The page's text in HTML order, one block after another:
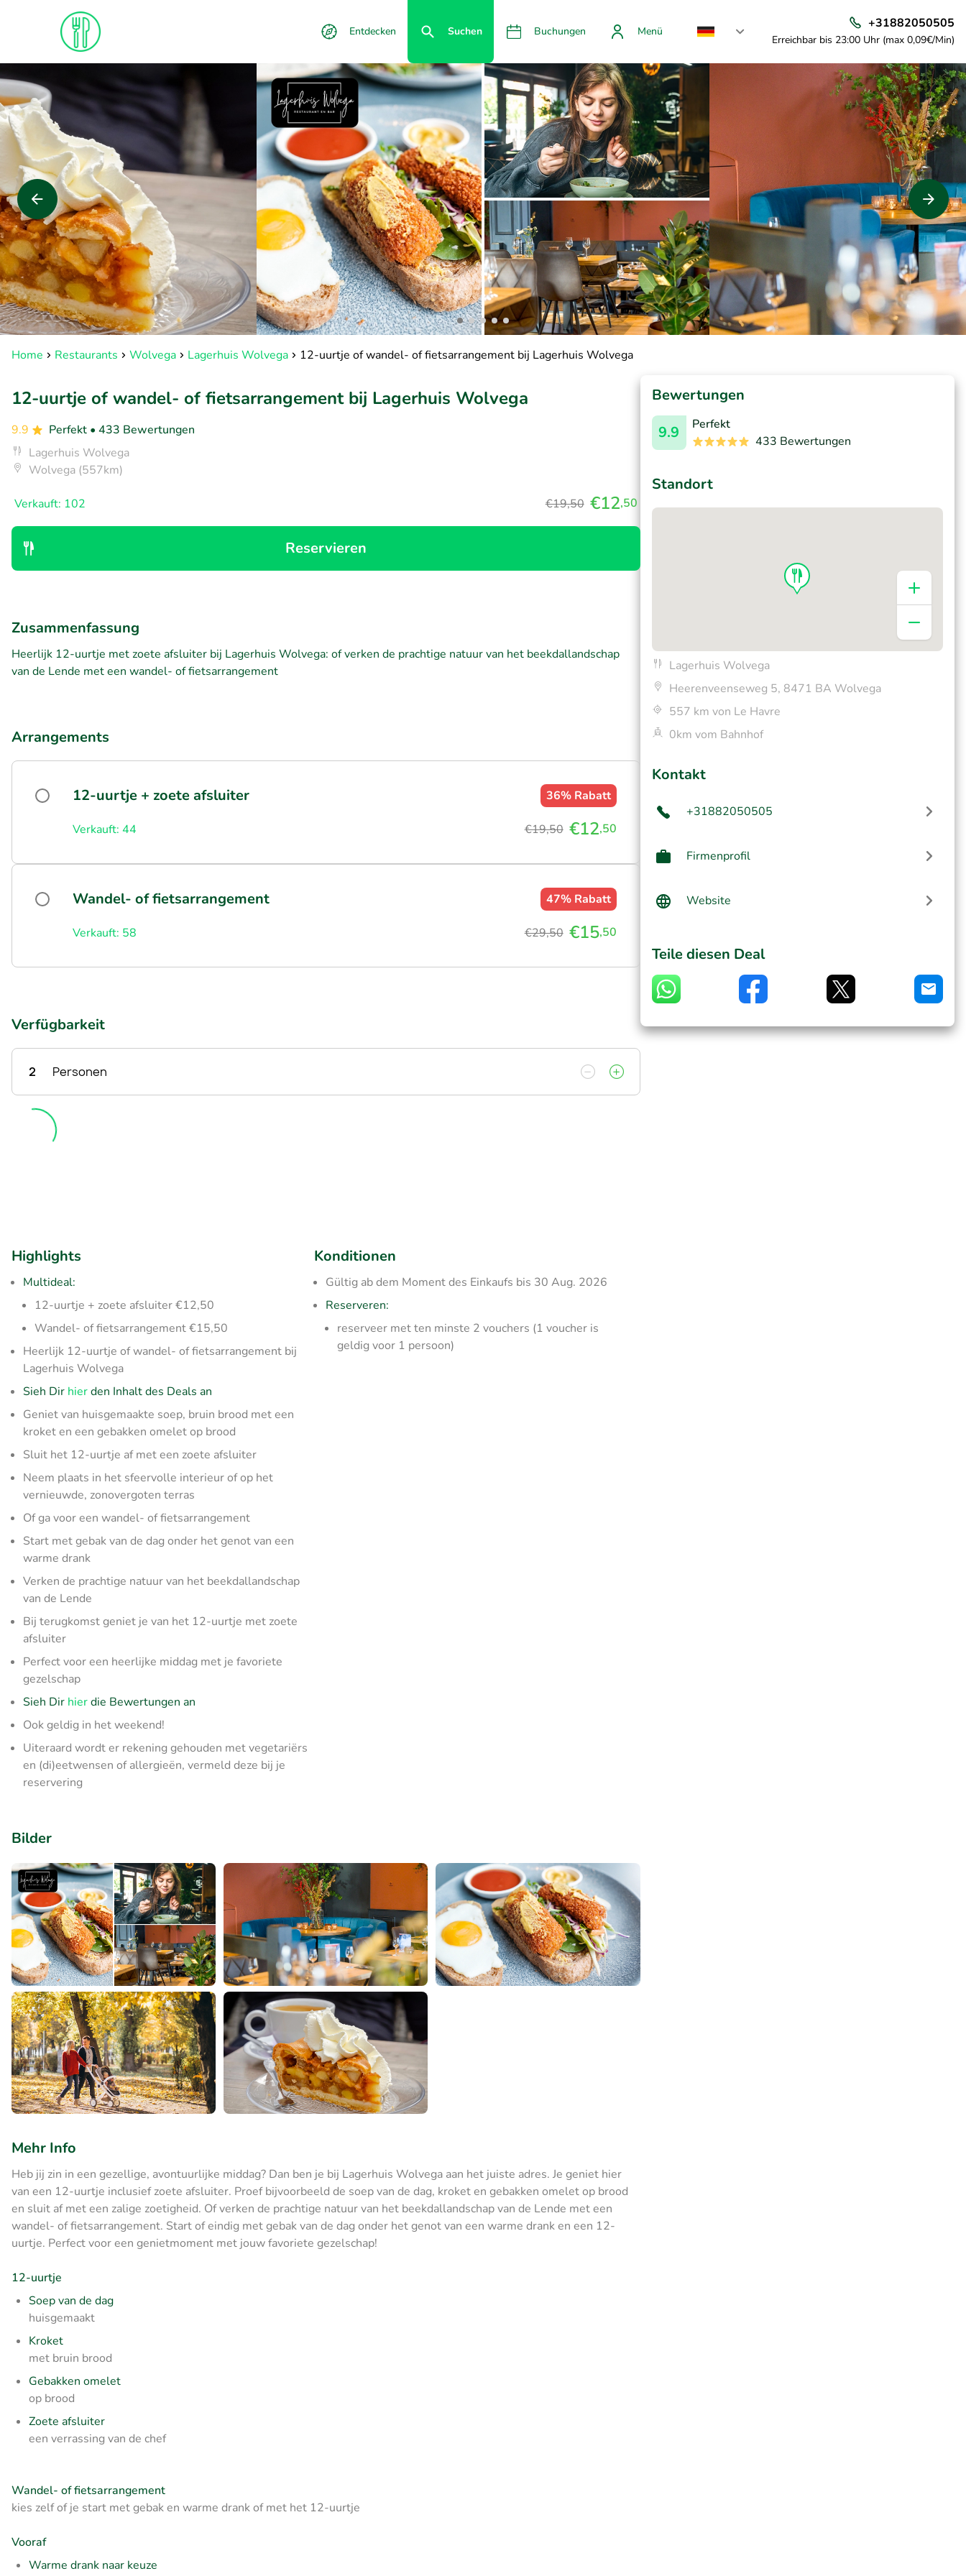
Entdecken Suchen Buchungen Menü
+31882050505
Erreichbar bis 23:00 Uhr (max 0,09€/Min)
Home Restaurants Wolvega Lagerhuis Wolvega 12-uurtje of wandel- of fietsarrangement bij Lagerhuis Wolvega
12-uurtje of wandel- of fietsarrangement bij Lagerhuis Wolvega
9.9 Perfekt • 433 Bewertungen
Lagerhuis Wolvega
Wolvega (557km)
Verkauft: 102 €19,50 €12,50
Reservieren
Zusammenfassung
Heerlijk 12-uurtje met zoete afsluiter bij Lagerhuis Wolvega: of verken de prachtige natuur van het beekdallandschap
van de Lende met een wandel- of fietsarrangement
Arrangements
12-uurtje + zoete afsluiter 36% Rabatt
Verkauft: 44 €19,50 €12,50
Wandel- of fietsarrangement 47% Rabatt
Verkauft: 58 €29,50 €15,50
Verfügbarkeit
2 Personen
Highlights
Multideal:
12-uurtje + zoete afsluiter €12,50
Wandel- of fietsarrangement €15,50
Heerlijk 12-uurtje of wandel- of fietsarrangement bij
Lagerhuis Wolvega
Sieh Dir hierden Inhalt des Deals an
Geniet van huisgemaakte soep, bruin brood met een
kroket en een gebakken omelet op brood
Sluit het 12-uurtje af met een zoete afsluiter
Neem plaats in het sfeervolle interieur of op het
vernieuwde, zonovergoten terras
Of ga voor een wandel- of fietsarrangement
Start met gebak van de dag onder het genot van een
warme drank
Verken de prachtige natuur van het beekdallandschap
van de Lende
Bij terugkomst geniet je van het 12-uurtje met zoete
afsluiter
Perfect voor een heerlijke middag met je favoriete
gezelschap
Sieh Dir hierdie Bewertungen an
Ook geldig in het weekend!
Uiteraard wordt er rekening gehouden met vegetariërs
en (di)eetwensen of allergieën, vermeld deze bij je
reservering
Konditionen
Gültig ab dem Moment des Einkaufs bis 30 Aug. 2026
Reserveren:
reserveer met ten minste 2 vouchers (1 voucher is
geldig voor 1 persoon)
Bilder
Mehr Info
Heb jij zin in een gezellige, avontuurlijke middag? Dan ben je bij Lagerhuis Wolvega aan het juiste adres. Je geniet hier
van een 12-uurtje inclusief zoete afsluiter. Proef bijvoorbeeld de soep van de dag, kroket en gebakken omelet op brood
en sluit af met een zalige zoetigheid. Of verken de prachtige natuur van het beekdallandschap van de Lende met een
wandel- of fietsarrangement. Start of eindig met gebak van de dag onder het genot van een warme drank en een 12-
uurtje. Perfect voor een genietmoment met jouw favoriete gezelschap!
12-uurtje
Soep van de dag
huisgemaakt
Kroket
met bruin brood
Gebakken omelet
op brood
Zoete afsluiter
een verrassing van de chef
Wandel- of fietsarrangement
kies zelf of je start met gebak en warme drank of met het 12-uurtje
Vooraf
Warme drank naar keuze
Bewertungen
9.9
Perfekt
433 Bewertungen
Standort
Lagerhuis Wolvega
Heerenveenseweg 5, 8471 BA Wolvega
557 km von Le Havre
0km vom Bahnhof
Kontakt
+31882050505
Firmenprofil
Website
Teile diesen Deal